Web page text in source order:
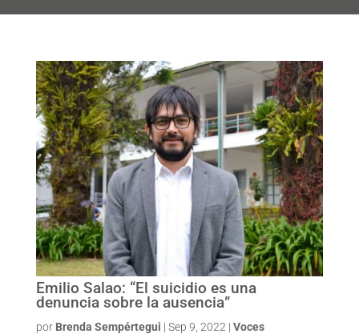
Emilio Salao: “El suicidio es una
denuncia sobre la ausencia”
por Brenda Sempértegui | Sep 9, 2022 | Voces